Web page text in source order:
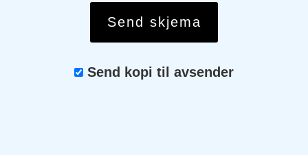
Send kopi til avsender